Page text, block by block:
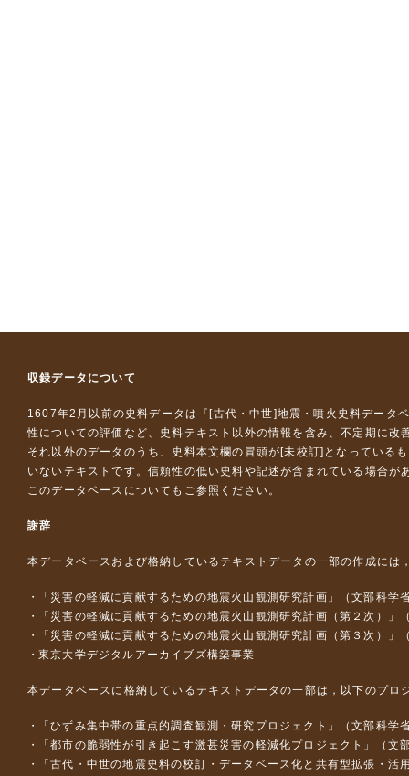
収録データについて
1607年2月以前の史料データは『 [古代・中世]地震・噴火史料データ
性についての評価など、史料テキスト以外の情報を含み、不定期に改
それ以外のデータのうち、史料本文欄の冒頭が[未校訂]となっている
いないテキストです。信頼性の低い史料や記述が含まれている場合が
このデータベースについて もご参照ください。
謝辞
本データベースおよび格納しているテキストデータの一部の作成には
「災害の軽減に貢献するための地震火山観測研究計画」（文部科学
「災害の軽減に貢献するための地震火山観測研究計画（第２次）」
「災害の軽減に貢献するための地震火山観測研究計画（第３次）」
東京大学デジタルアーカイブズ構築事業
本データベースに格納しているテキストデータの一部は，以下のプロ
「ひずみ集中帯の重点的調査観測・研究プロジェクト」（文部科
「都市の脆弱性が引き起こす激甚災害の軽減化プロジェクト」（
「古代・中世の地震史料の校訂・データベース化と共有型拡張・